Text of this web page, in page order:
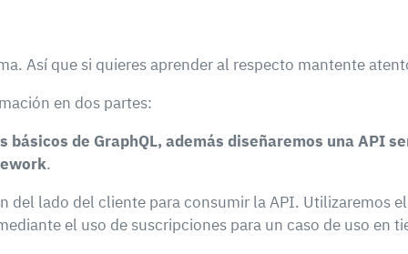
Así que si quieres aprender al respecto mantente
en dos partes:
de GraphQL, además diseñaremos una API
.
del lado del cliente para consumir la API. Utilizaremos
el uso de suscripciones para un caso de uso en